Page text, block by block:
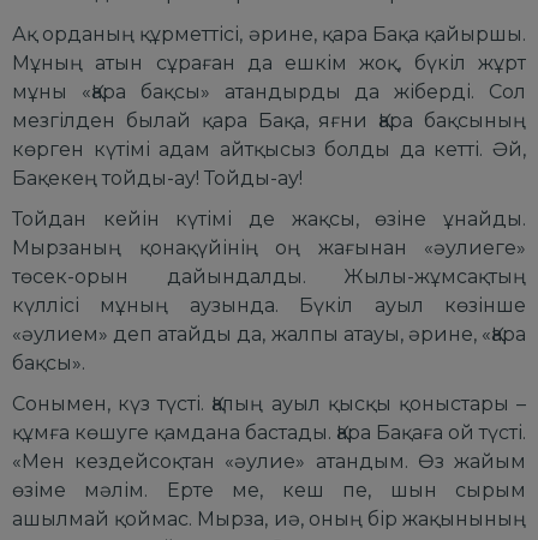
Ақ орданың құрметтісі, әрине, қара Бақа қайыршы.
Мұның атын сұраған да ешкім жоқ, бүкіл жұрт
мұны «Қара бақсы» атандырды да жіберді. Сол
мезгілден былай қара Бақа, яғни Қара бақсының
көрген күтімі адам айтқысыз болды да кетті. Әй,
Бақекең тойды-ау! Тойды-ау!
Тойдан кейін күтімі де жақсы, өзіне ұнайды.
Мырзаның қонақүйінің оң жағынан «әулиеге»
төсек-орын дайындалды. Жылы-жұмсақтың
күллісі мұның аузында. Бүкіл ауыл көзінше
«әулием» деп атайды да, жалпы атауы, әрине, «Қара
бақсы».
Сонымен, күз түсті. Қалың ауыл қысқы қоныстары –
құмға көшуге қамдана бастады. Қара Бақаға ой түсті.
«Мен кездейсоқтан «әулие» атандым. Өз жайым
өзіме мәлім. Ерте ме, кеш пе, шын сырым
ашылмай қоймас. Мырза, иә, оның бір жақынының